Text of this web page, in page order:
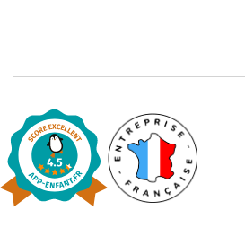
French book lists for children
Reading for children